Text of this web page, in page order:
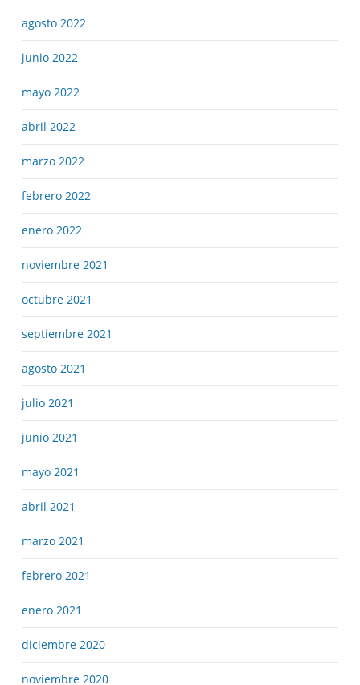
agosto 2022
junio 2022
mayo 2022
abril 2022
marzo 2022
febrero 2022
enero 2022
noviembre 2021
octubre 2021
septiembre 2021
agosto 2021
julio 2021
junio 2021
mayo 2021
abril 2021
marzo 2021
febrero 2021
enero 2021
diciembre 2020
noviembre 2020